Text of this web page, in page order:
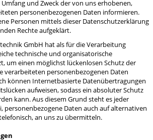
Sonstiges
Gel/Zubehör
Papier
Zungenspatel
und Zweck der von uns erhobenen,
personenbezogenen Daten informieren.
Personen mittels dieser Datenschutzerklärung
Rechte aufgeklärt.
GmbH hat als für die Verarbeitung
technische und organisatorische
um einen möglichst lückenlosen Schutz der
verarbeiteten personenbezogenen Daten
können Internetbasierte Datenübertragungen
aufweisen, sodass ein absoluter Schutz
kann. Aus diesem Grund steht es jeder
personenbezogene Daten auch auf alternativen
an uns zu übermitteln.